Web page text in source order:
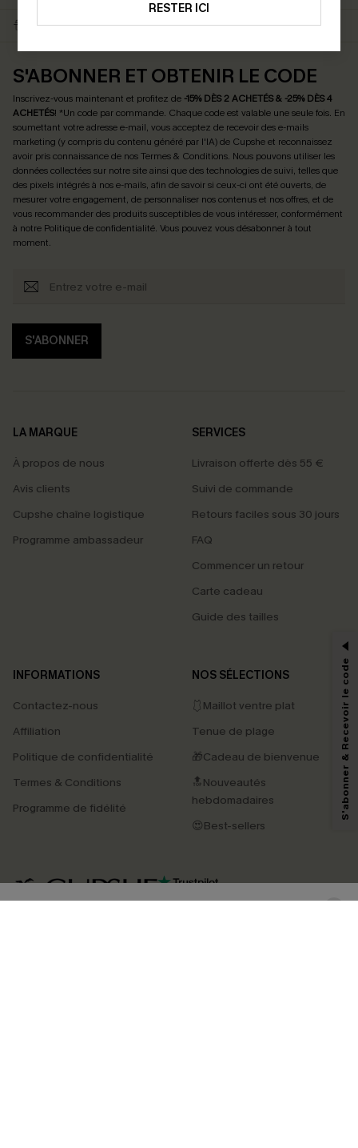
RESTER ICI
LIVRAISON ÉCLAIR EN PROMO
S'ABONNER ET OBTENIR LE CODE
Inscrivez-vous maintenant et profitez de -15% DÈS 2 ACHETÉS & -25% DÈS 4
ACHETÉS! *Un code par commande. Chaque code est valable une seule fois. En
soumettant votre adresse e-mail, vous acceptez de recevoir des e-mails
marketing (y compris du contenu généré par l'IA) de Cupshe et reconnaissez
avoir pris connaissance de nosTermes & Conditions. Nous pouvons utiliser les
données collectées sur notre site ainsi que des technologies de suivi, telles que
des pixels intégrés à nos e-mails, afin de savoir si ceux-ci ont été ouverts, de
mesurer votre engagement, de personnaliser nos contenus et nos offres, et de
vous recommander des produits susceptibles de vous intéresser, conformément
à notre Politique de confidentialité. Vous pouvez vous désabonner à tout
moment.
S'ABONNER
LA MARQUE
À propos de nous
Avis clients
Cupshe chaîne logistique
Programme ambassadeur
SERVICES
Livraison offerte dès 55 €
Suivi de commande
Retours faciles sous 30 jours
FAQ
Commencer un retour
Carte cadeau
Guide des tailles
INFORMATIONS
Contactez-nous
Affiliation
Politique de confidentialité
Termes & Conditions
Programme de fidélité
NOS SÉLECTIONS
🩱Maillot ventre plat
Tenue de plage
🎁Cadeau de bienvenue
🔝Nouveautés
hebdomadaires
😍Best-sellers
4.4
PROFITEZ DE -15%
marketing (y compris du contenu généré par l'IA) de Cupshe et
pouvons utiliser les données collectées sur notre site ainsi que des
savoir si ceux-ci ont été ouverts, de mesurer votre engagement, de
personnaliser nos contenus et nos offres, et de vous recommander des
produits susceptibles de vous intéresser, conformément à notre
Politique de
. Vous pouvez vous désabonner à tout moment.
S'abonner & Recevoir le code